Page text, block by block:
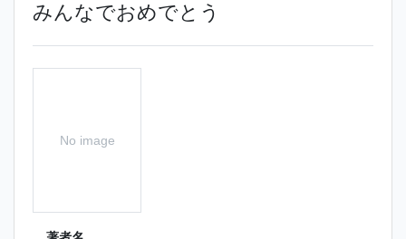
みんなでおめでとう
No image